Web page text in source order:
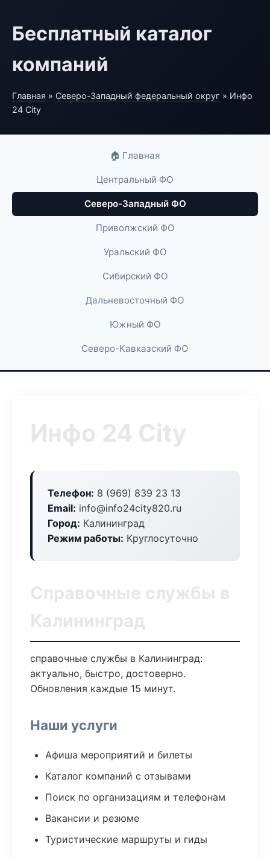
Бесплатный каталог
компаний
Главная » Северо-Западный федеральный округ » Инфо
24 City
🏠 Главная
Центральный ФО
Северо-Западный ФО
Приволжский ФО
Уральский ФО
Сибирский ФО
Дальневосточный ФО
Южный ФО
Северо-Кавказский ФО
Инфо 24 City
Телефон: 8 (969) 839 23 13
Email: info@info24city820.ru
Город: Калининград
Режим работы: Круглосуточно
Справочные службы в
Калининград
справочные службы в Калининград:
актуально, быстро, достоверно.
Обновления каждые 15 минут.
Наши услуги
Афиша мероприятий и билеты
Каталог компаний с отзывами
Поиск по организациям и телефонам
Вакансии и резюме
Туристические маршруты и гиды